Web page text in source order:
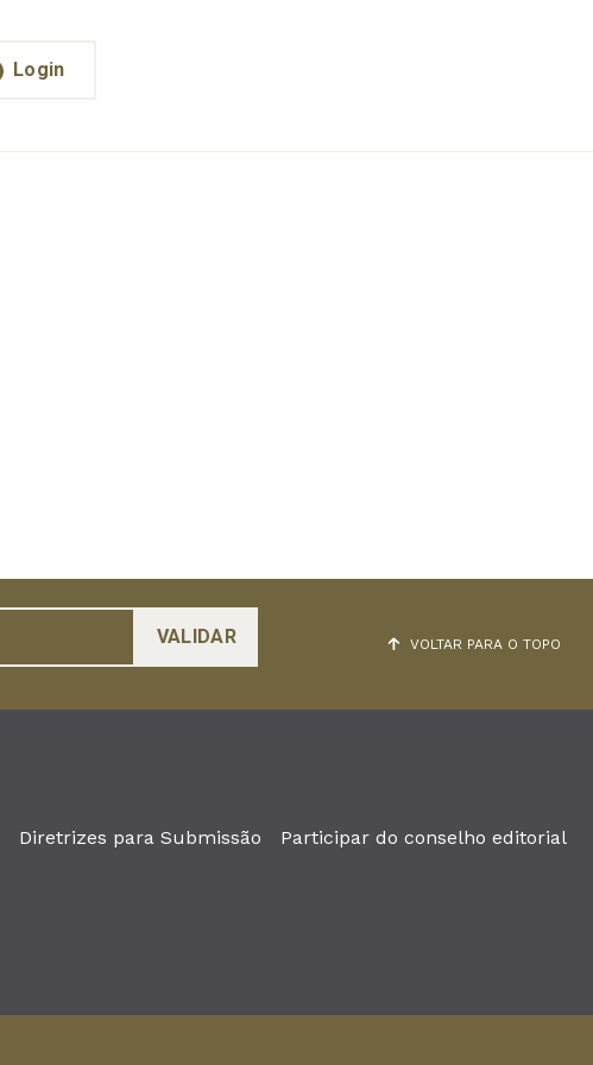
Login
VOLTAR PARA O TOPO
Diretrizes para Submissão Participar do conselho editorial